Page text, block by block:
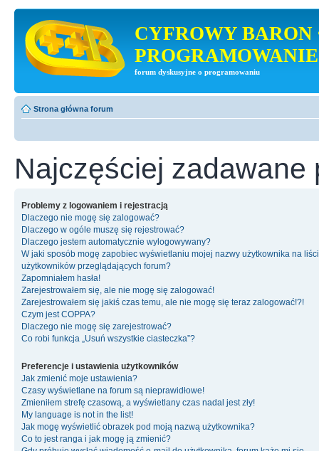
CYFROWY BARON
PROGRAMOWANIE
forum dyskusyjne o programowaniu
Strona główna forum
Najczęściej zadawane
Problemy z logowaniem i rejestracją
Dlaczego nie mogę się zalogować?
Dlaczego w ogóle muszę się rejestrować?
Dlaczego jestem automatycznie wylogowywany?
W jaki sposób mogę zapobiec wyświetlaniu mojej nazwy użytkownika na
użytkowników przeglądających forum?
Zapomniałem hasła!
Zarejestrowałem się, ale nie mogę się zalogować!
Zarejestrowałem się jakiś czas temu, ale nie mogę się teraz zalogować!?!
Czym jest COPPA?
Dlaczego nie mogę się zarejestrować?
Co robi funkcja „Usuń wszystkie ciasteczka”?
Preferencje i ustawienia użytkowników
Jak zmienić moje ustawienia?
Czasy wyświetlane na forum są nieprawidłowe!
Zmieniłem strefę czasową, a wyświetlany czas nadal jest zły!
My language is not in the list!
Jak mogę wyświetlić obrazek pod moją nazwą użytkownika?
Co to jest ranga i jak mogę ją zmienić?